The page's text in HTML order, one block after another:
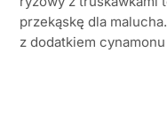
przekąskę dla
z dodatkiem